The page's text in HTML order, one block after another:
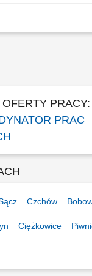
geodezji na kontrakcie
PRACY:
PRAC
Czchów
Ciężkowice